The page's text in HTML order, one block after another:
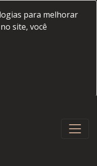
para melhorar
site, você